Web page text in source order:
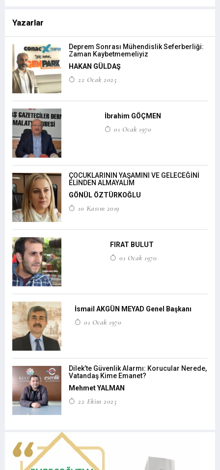
Yazarlar
Deprem Sonrası Mühendislik Seferberliği:
Zaman Kaybetmemeliyiz
HAKAN GÜLDAŞ
22 Ocak 2025
İbrahim GÖÇMEN
01 Ocak 1970
ÇOCUKLARININ YAŞAMINI VE GELECEĞİNİ
ELİNDEN ALMAYALIM
GÖNÜL ÖZTÜRKOĞLU
10 Kasım 2019
FIRAT BULUT
01 Ocak 1970
İsmail AKGÜN MEYAD Genel Başkanı
01 Ocak 1970
Dilek’te Güvenlik Alarmı: Korucular Nerede,
Vatandaş Kime Emanet?
Mehmet YALMAN
22 Ekim 2025